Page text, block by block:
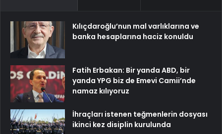
Kılıçdaroğlu’nun mal varlıklarına ve
banka hesaplarına haciz konuldu
Fatih Erbakan: Bir yanda ABD, bir
yanda YPG biz de Emevi Camii’nde
namaz kılıyoruz
İhraçları istenen teğmenlerin dosyası
ikinci kez disiplin kurulunda